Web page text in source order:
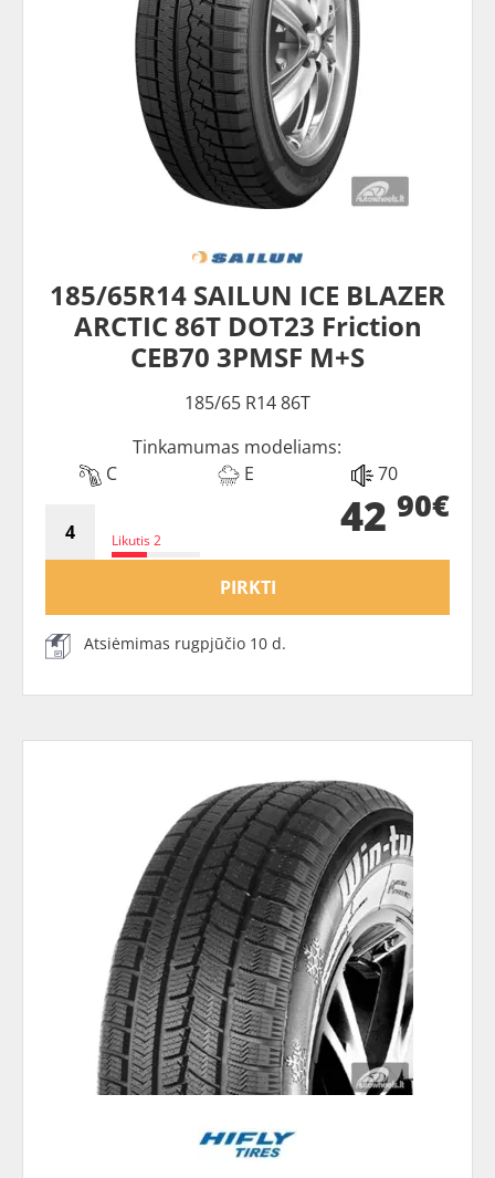
185/65R14 SAILUN ICE BLAZER
ARCTIC 86T DOT23 Friction
CEB70 3PMSF M+S
185/65 R14 86T
Tinkamumas modeliams:
C
E 70
Likutis 2 42 90€
PIRKTI
Atsiėmimas rugpjūčio 10 d.